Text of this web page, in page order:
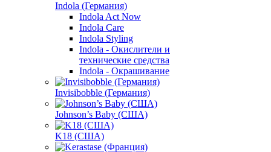
Indola (Германия)
Indola Act Now
Indola Care
Indola Styling
Indola - Окислители и
технические средства
Indola - Окрашивание
Invisibobble (Германия)
Johnson’s Baby (США)
K18 (США)